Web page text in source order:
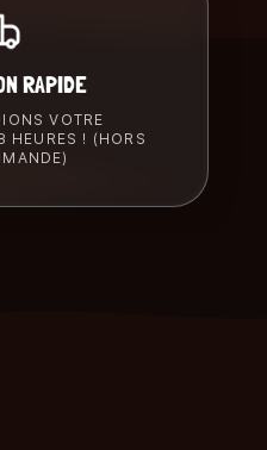
RAPIDE
VOTRE
HEURES ! (HORS